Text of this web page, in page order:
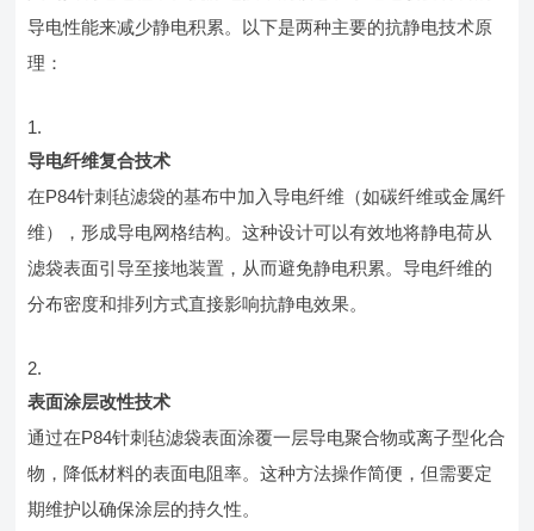
导电性能来减少静电积累。以下是两种主要的抗静电技术原
理：
导电纤维复合技术
在P84针刺毡滤袋的基布中加入导电纤维（如碳纤维或金属纤
维），形成导电网格结构。这种设计可以有效地将静电荷从
滤袋表面引导至接地装置，从而避免静电积累。导电纤维的
分布密度和排列方式直接影响抗静电效果。
表面涂层改性技术
通过在P84针刺毡滤袋表面涂覆一层导电聚合物或离子型化合
物，降低材料的表面电阻率。这种方法操作简便，但需要定
期维护以确保涂层的持久性。